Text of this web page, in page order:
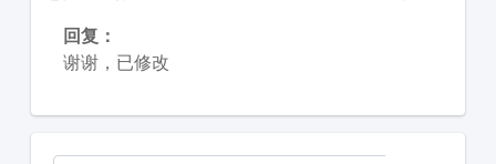
回复：
谢谢，已修改